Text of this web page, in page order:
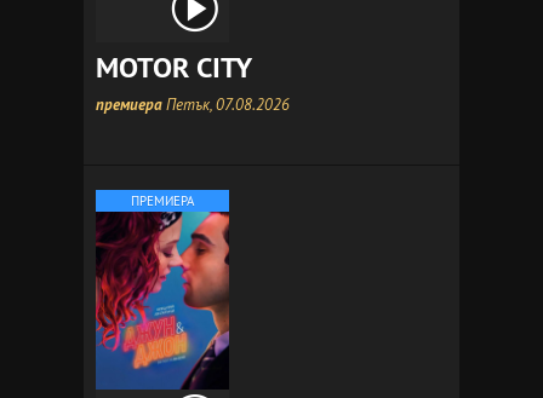
MOTOR CITY
премиераПетък, 07.08.2026
ПРЕМИЕРА